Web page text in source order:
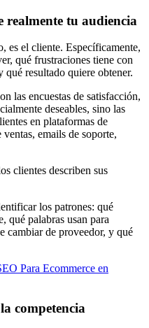
realmente tu audiencia
es el cliente. Específicamente,
qué frustraciones tiene con
qué resultado quiere obtener.
las encuestas de satisfacción,
deseables, sino las
en plataformas de
emails de soporte,
clientes describen sus
los patrones: qué
qué palabras usan para
cambiar de proveedor, y qué
Para Ecommerce en
competencia